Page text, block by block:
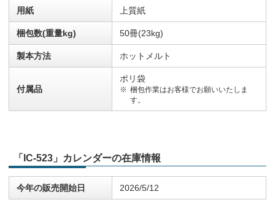
用紙 上質紙
梱包数(重量kg) 50冊(23kg)
製本方法 ホットメルト
付属品
ポリ袋
梱包作業はお客様でお願いいたしま
す。
「IC-523」カレンダーの在庫情報
今年の販売開始日 2026/5/12